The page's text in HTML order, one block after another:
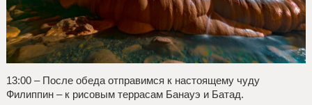
13:00 – После обеда отправимся к настоящему чуду
Филиппин – к рисовым террасам Банауэ и Батад.